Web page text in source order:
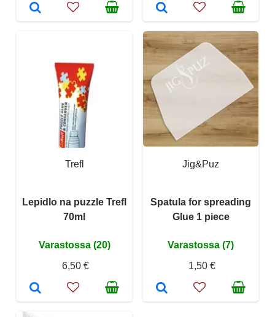
Trefl
Lepidlo na puzzle Trefl
70ml
Varastossa (20)
6,50 €
Jig&Puz
Spatula for spreading
Glue 1 piece
Varastossa (7)
1,50 €